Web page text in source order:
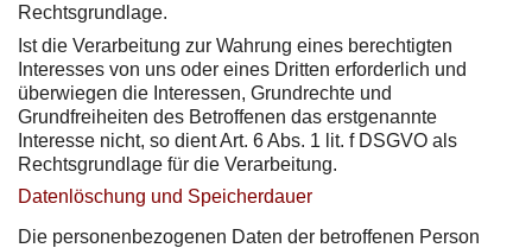
Rechtsgrundlage.
Ist die Verarbeitung zur Wahrung eines berechtigten
Interesses von uns oder eines Dritten erforderlich und
überwiegen die Interessen, Grundrechte und
Grundfreiheiten des Betroffenen das erstgenannte
Interesse nicht, so dient Art. 6 Abs. 1 lit. f DSGVO als
Rechtsgrundlage für die Verarbeitung.
Datenlöschung und Speicherdauer
Die personenbezogenen Daten der betroffenen Person